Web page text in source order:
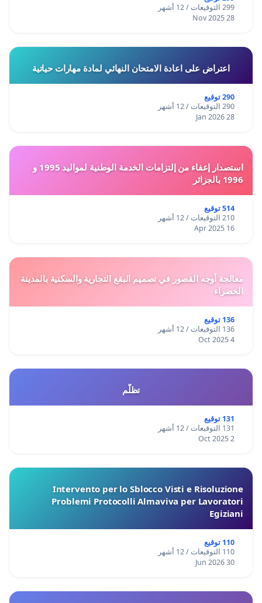
299 التوقيعات / 12 أشهر
28 Nov 2025
اعتراض على اعادة الامتحان النهائي لمادة مهارات حياتية
290 توقيع
290 التوقيعات / 12 أشهر
28 Jan 2026
استصدار إعفاء من إلتزامات الخدمة الوطنية لمواليد 1995 و
1996 بالجزائر
514 توقيع
210 التوقيعات / 12 أشهر
16 Apr 2025
معالجة أوجه القصور في تصميم البقع التجارية والسكنية بالمدينة
الخضراء
136 توقيع
136 التوقيعات / 12 أشهر
4 Oct 2025
تظلّم
131 توقيع
131 التوقيعات / 12 أشهر
2 Oct 2025
Intervento per lo Sblocco Visti e Risoluzione
Problemi Protocolli Almaviva per Lavoratori
Egiziani
110 توقيع
110 التوقيعات / 12 أشهر
30 Jun 2026